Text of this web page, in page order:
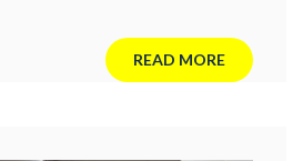
READ MORE